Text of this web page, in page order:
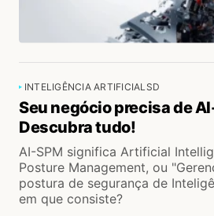
INTELIGÊNCIA ARTIFICIAL SD
Seu negócio precisa de
Descubra tudo!
AI-SPM significa Artificial
Posture Management, ou
postura de segurança de
em que consiste?